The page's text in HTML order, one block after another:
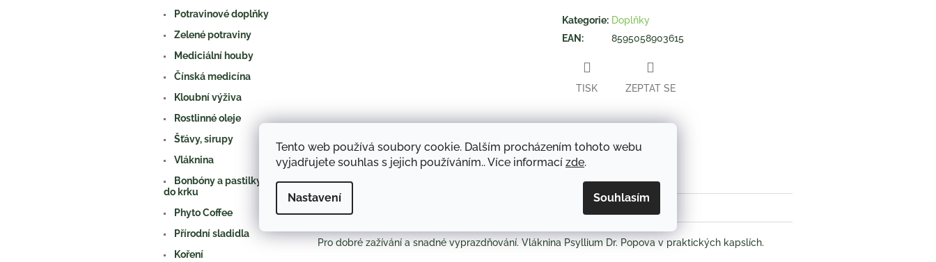
Tento web používá soubory cookie. Dalším procházením tohoto webu
vyjadřujete souhlas s jejich používáním.. Více informací zde.
Nastavení Souhlasím
Potravinové doplňky
Zelené potraviny
Mediciální houby
Čínská medicína
Kloubní výživa
Rostlinné oleje
Šťávy, sirupy
Vláknina
Bonbóny a pastilky, spreje
do krku
Phyto Coffee
Přírodní sladidla
Koření
Kategorie: Doplňky
EAN: 8595058903615
TISK ZEPTAT SE
TwitterFacebook
Pro dobré zažívání a snadné vyprazdňování. Vláknina Psyllium Dr. Popova v praktických kapslích.